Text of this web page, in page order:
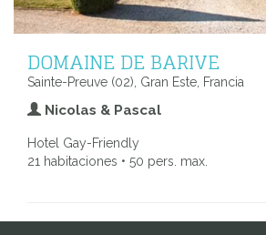
DOMAINE DE BARIVE
Sainte-Preuve (02), Gran Este, Francia
Nicolas & Pascal
Hotel Gay-Friendly
21 habitaciones • 50 pers. max.